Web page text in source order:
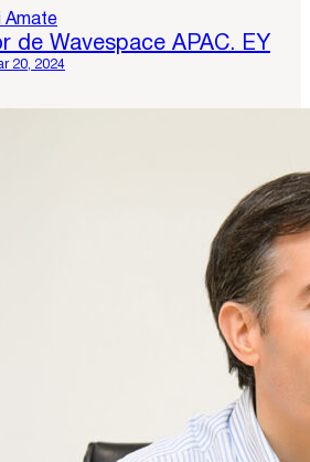
Amate
de Wavespace APAC. EY
20, 2024